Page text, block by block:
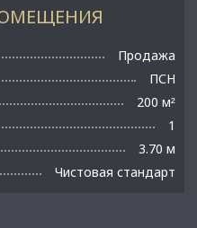
Продажа
ПСН
200 м²
1
3.70 м
Чистовая стандарт